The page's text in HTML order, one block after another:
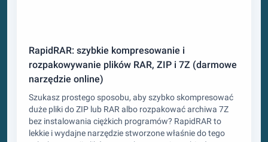
RapidRAR: szybkie kompresowanie i
rozpakowywanie plików RAR, ZIP i 7Z (darmowe
narzędzie online)
Szukasz prostego sposobu, aby szybko skompresować
duże pliki do ZIP lub RAR albo rozpakować archiwa 7Z
bez instalowania ciężkich programów? RapidRAR to
lekkie i wydajne narzędzie stworzone właśnie do tego